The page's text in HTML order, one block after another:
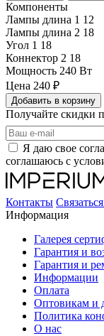
Компоненты
Лампы длина 1 12
Лампы длина 2 18
Угол 1 18
Коннектор 2 18
Мощность 240 Вт
Цена 240 ₽
Добавить в корзину
Получайте скидки
Я даю свое
соглашаюсь с
Контакты
Информация
Галерея
Гарантия и
Гарантия и
Информации
Оплата
Оптовикам и
Политика
О нас